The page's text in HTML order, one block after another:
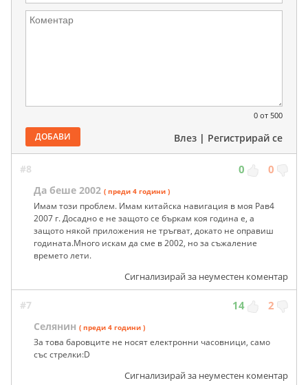
0 от 500
ДОБАВИ Влез | Регистрирай се
#8 0 0
Да беше 2002 ( преди 4 години )
Имам този проблем. Имам китайска навигация в моя Рав4
2007 г. Досадно е не защото се бъркам коя година е, а
защото някой приложения не тръгват, докато не оправиш
годината.Много искам да сме в 2002, но за съжаление
времето лети.
Сигнализирай за неуместен коментар
#7 14 2
Селянин ( преди 4 години )
За това баровците не носят електронни часовници, само
със стрелки:D
Сигнализирай за неуместен коментар